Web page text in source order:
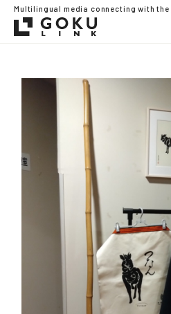
Multilingual media connecting with